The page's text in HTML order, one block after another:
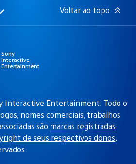
Voltar ao topo
Sony
Interactive
Entertainment
Interactive Entertainment. Todo o
nomes comerciais, trabalhos
são marcas registradas
de seus respectivos donos.